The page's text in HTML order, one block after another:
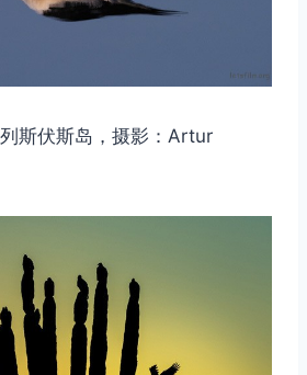
斯伏斯岛，摄影：Artur